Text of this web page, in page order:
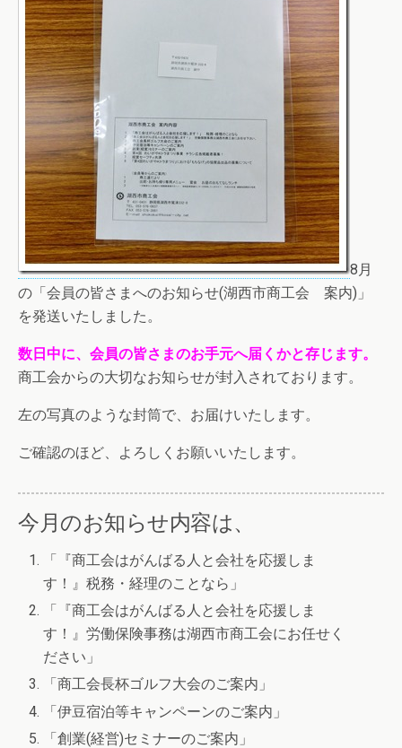
8月
の「会員の皆さまへのお知らせ(湖西市商工会 案内)」
を発送いたしました。
数日中に、会員の皆さまのお手元へ届くかと存じます。
商工会からの大切なお知らせが封入されております。
左の写真のような封筒で、お届けいたします。
ご確認のほど、よろしくお願いいたします。
今月のお知らせ内容は、
「『商工会はがんばる人と会社を応援しま
す！』税務・経理のことなら」
「『商工会はがんばる人と会社を応援しま
す！』労働保険事務は湖西市商工会にお任せく
ださい」
「商工会長杯ゴルフ大会のご案内」
「伊豆宿泊等キャンペーンのご案内」
「創業(経営)セミナーのご案内」